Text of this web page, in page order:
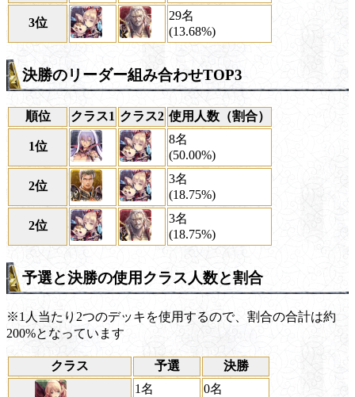
3位
29名
(13.68%)
決勝のリーダー組み合わせTOP3
順位 クラス1 クラス2 使用人数（割合）
1位
8名
(50.00%)
2位
3名
(18.75%)
2位
3名
(18.75%)
予選と決勝の使用クラス人数と割合
※1人当たり2つのデッキを使用するので、割合の合計は約
200%となっています
クラス 予選 決勝
1名
0名